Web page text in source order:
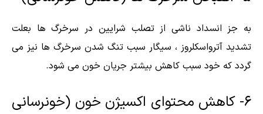
به جز انسداد ناشی از تصلب شرایین در سرخرگ ها بعلت
تشدید آترواسکلروز ، سیگار سبب تنگ شدن سرخرگ ها نیز می
گردد که خود سبب کاهش بیشتر جریان خون می شود.
۶- کاهش محتوای اکسیژن خون (خونرسانی